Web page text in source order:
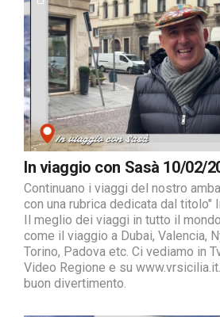
In viaggio con Sasà 10/02/
Continuano i viaggi del nostro
con una rubrica dedicata dal titolo"
Il meglio dei viaggi in tutto il
come il viaggio a Dubai, Valencia,
Torino, Padova etc. Ci vediamo in
Video Regione e su
buon divertimento.